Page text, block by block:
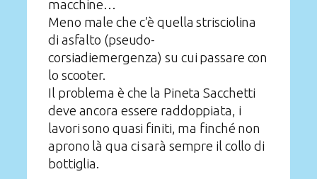
macchine…
Meno male che c’è quella strisciolina
di asfalto (pseudo-
corsiadiemergenza) su cui passare con
lo scooter.
Il problema è che la Pineta Sacchetti
deve ancora essere raddoppiata, i
lavori sono quasi finiti, ma finché non
aprono là qua ci sarà sempre il collo di
bottiglia.